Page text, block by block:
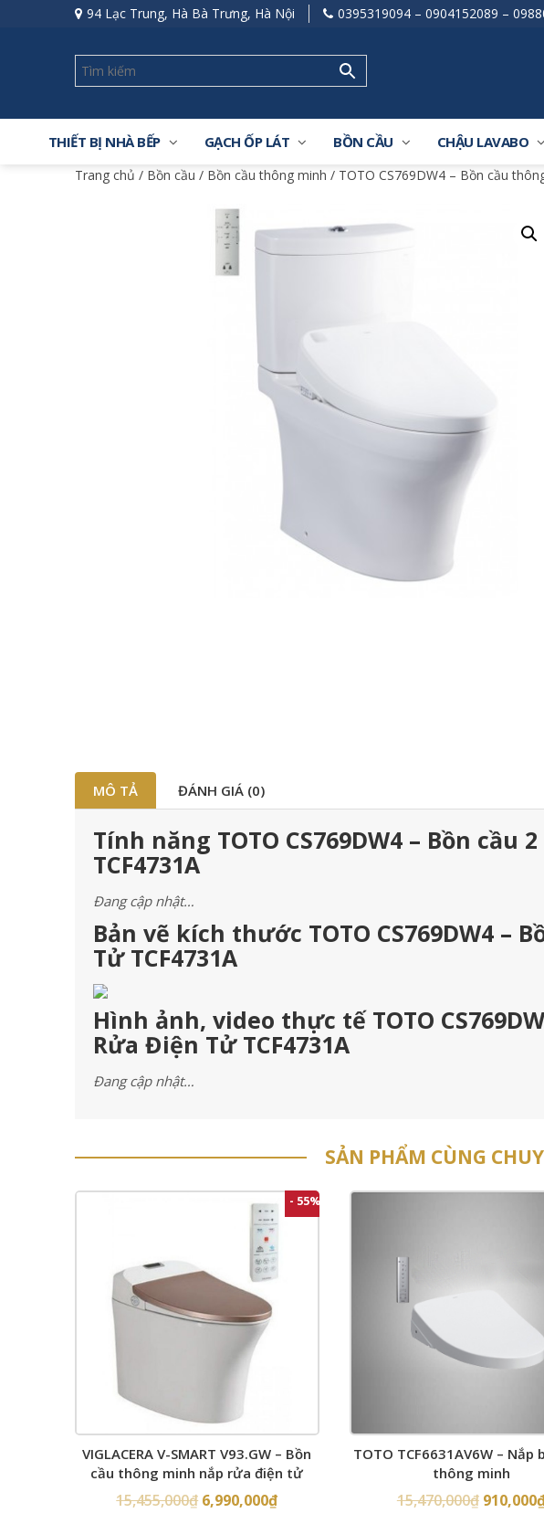
94 Lạc Trung, Hà Bà Trưng, Hà Nội 0395319094 – 0904152089 –
THIẾT BỊ NHÀ BẾP GẠCH ỐP LÁT BỒN CẦU CHẬU LAVABO
Trang chủ / Bồn cầu / Bồn cầu thông minh / TOTO CS769DW4 – Bồn cầu
MÔ TẢ ĐÁNH GIÁ (0)
Tính năng TOTO CS769DW4 – Bồn
TCF4731A
Đang cập nhật…
Bản vẽ kích thước TOTO CS769DW4 –
Tử TCF4731A
Hình ảnh, video thực tế TOTO
Rửa Điện Tử TCF4731A
Đang cập nhật…
SẢN PHẨM CÙNG
- 55%
VIGLACERA V-SMART V93.GW – Bồn
cầu thông minh nắp rửa điện tử
15,455,000₫ 6,990,000₫
TOTO TCF6631AV6W – Nắp
thông minh
15,470,000₫ 910,000